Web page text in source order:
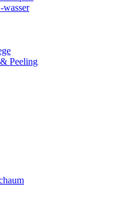
wasser
Peeling